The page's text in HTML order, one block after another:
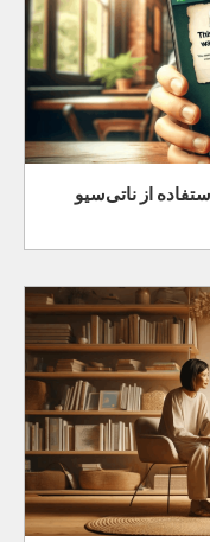
از ناتی‌سیو